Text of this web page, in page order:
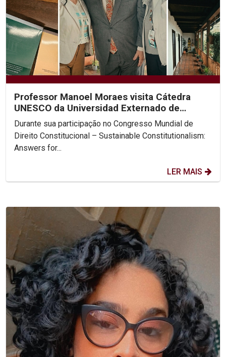
Professor Manoel Moraes visita Cátedra
UNESCO da Universidad Externado de
Colombia
Durante sua participação no Congresso Mundial de
Direito Constitucional – Sustainable Constitutionalism:
Answers for...
LER MAIS